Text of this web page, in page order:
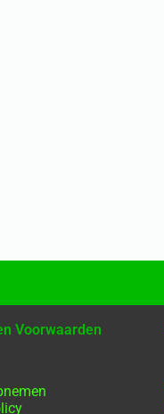
Voorwaarden